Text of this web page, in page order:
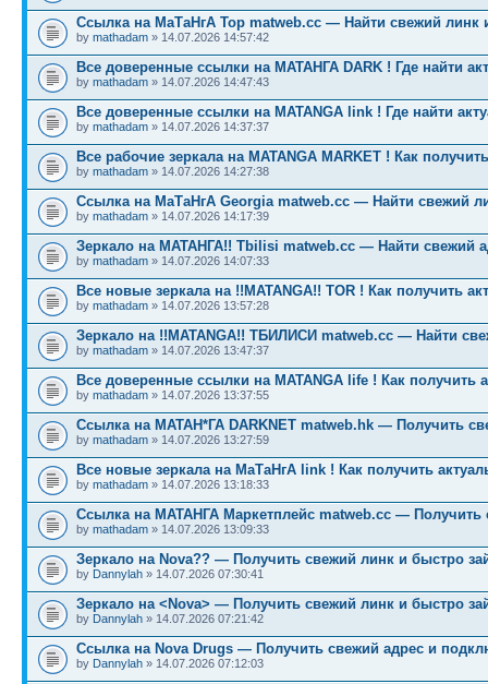
Ссылка на МаТаНгА Тор matweb.cc — Найти свежий линк
by mathadam » 14.07.2026 14:57:42
Все доверенные ссылки на МАТАНГА DARK ! Где найти
by mathadam » 14.07.2026 14:47:43
Все доверенные ссылки на MATANGA link ! Где найти
by mathadam » 14.07.2026 14:37:37
Все рабочие зеркала на MATANGA MARKET ! Как
by mathadam » 14.07.2026 14:27:38
Ссылка на МаТаНгА Georgia matweb.cc — Найти свежий
by mathadam » 14.07.2026 14:17:39
Зеркало на МАТАНГА!! Tbilisi matweb.cc — Найти свежий
by mathadam » 14.07.2026 14:07:33
Все новые зеркала на !!MATANGA!! TOR ! Как получить
by mathadam » 14.07.2026 13:57:28
Зеркало на !!MATANGA!! ТБИЛИСИ matweb.cc — Найти
by mathadam » 14.07.2026 13:47:37
Все доверенные ссылки на MATANGA life ! Как получить
by mathadam » 14.07.2026 13:37:55
Ссылка на МАТАН*ГА DARKNET matweb.hk — Получить
by mathadam » 14.07.2026 13:27:59
Все новые зеркала на МаТаНгА link ! Как получить
by mathadam » 14.07.2026 13:18:33
Ссылка на МАТАНГА Маркетплейс matweb.cc — Получить
by mathadam » 14.07.2026 13:09:33
Зеркало на Nova?? — Получить свежий линк и быстро
by Dannylah » 14.07.2026 07:30:41
Зеркало на <Nova> — Получить свежий линк и быстро
by Dannylah » 14.07.2026 07:21:42
Ссылка на Nova Drugs — Получить свежий адрес и
by Dannylah » 14.07.2026 07:12:03